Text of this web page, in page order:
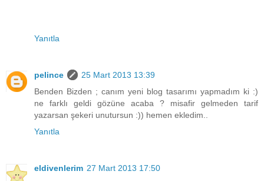
Yanıtla
pelince
25 Mart 2013 13:39
Benden Bizden ; canım yeni blog tasarımı yapmadım ki :)
ne farklı geldi gözüne acaba ? misafir gelmeden tarif
yazarsan şekeri unutursun :)) hemen ekledim..
Yanıtla
eldivenlerim 27 Mart 2013 17:50